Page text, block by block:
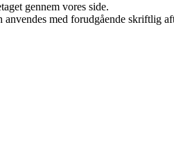
gennem vores side.
med forudgående skriftlig